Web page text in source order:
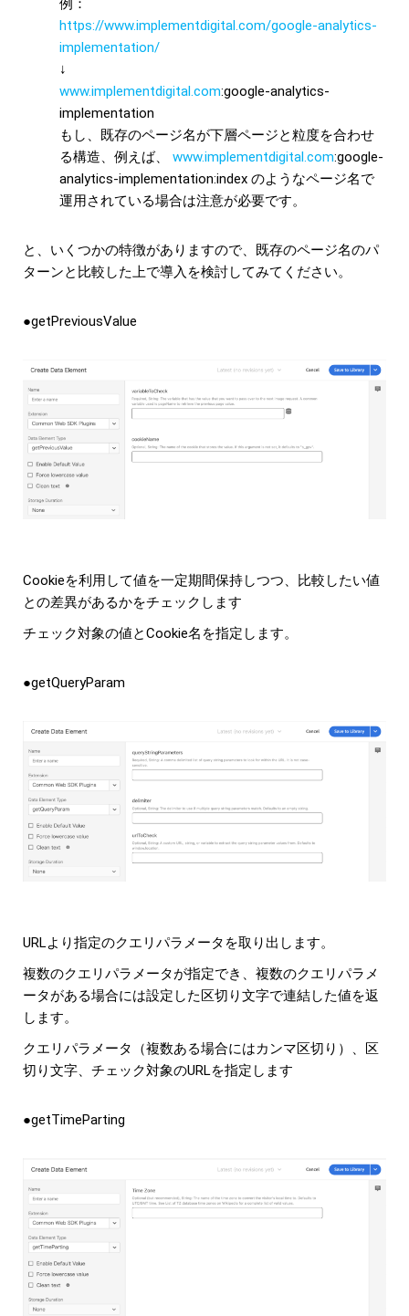
例：
https://www.implementdigital.com/google-analytics-
implementation/
↓
www.implementdigital.com:google-analytics-
implementation
もし、既存のページ名が下層ページと粒度を合わせ
る構造、例えば、 www.implementdigital.com:google-
analytics-implementation:index のようなページ名で
運用されている場合は注意が必要です。
と、いくつかの特徴がありますので、既存のページ名のパ
ターンと比較した上で導入を検討してみてください。
●getPreviousValue
Cookieを利用して値を一定期間保持しつつ、比較したい値
との差異があるかをチェックします
チェック対象の値とCookie名を指定します。
●getQueryParam
URLより指定のクエリパラメータを取り出します。
複数のクエリパラメータが指定でき、複数のクエリパラメ
ータがある場合には設定した区切り文字で連結した値を返
します。
クエリパラメータ（複数ある場合にはカンマ区切り）、区
切り文字、チェック対象のURLを指定します
●getTimeParting